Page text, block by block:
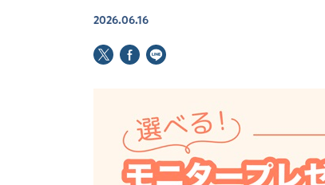
2026.06.16